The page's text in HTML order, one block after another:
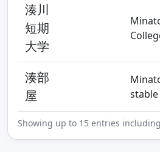
湊川
短期
大学
湊部
屋
stable
Showing up to 15 entries